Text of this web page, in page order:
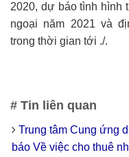
2020, dự báo tình hình
ngoại năm 2021 và
trong thời gian tới ./.
# Tin liên quan
Trung tâm Cung ứng
báo Về việc cho thuê